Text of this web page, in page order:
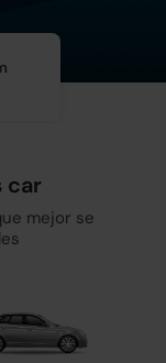
y
car
mejor se